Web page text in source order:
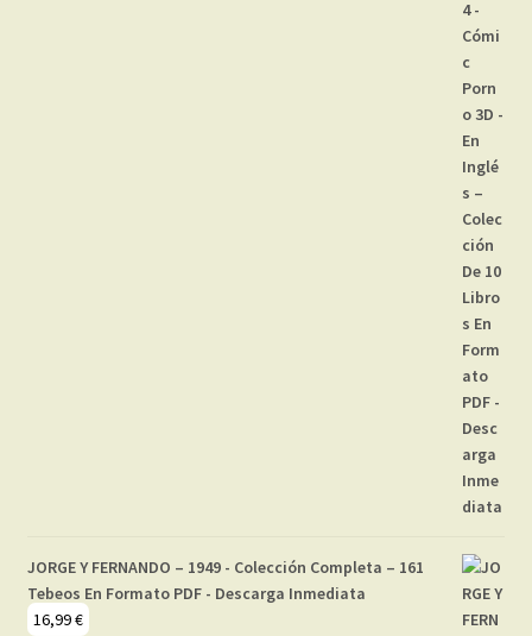
JORGE Y FERNANDO – 1949 - Colección Completa – 161
Tebeos En Formato PDF - Descarga Inmediata
16,99€